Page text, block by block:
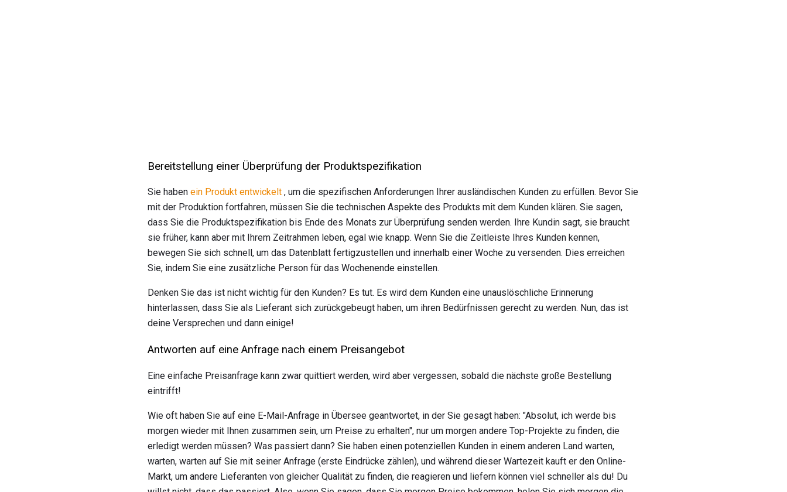
Bereitstellung einer Überprüfung der Produktspezifikation
Sie haben ein Produkt entwickelt , um die spezifischen Anforderungen Ihrer ausländischen Kunden zu erfüllen. Bevor Sie
mit der Produktion fortfahren, müssen Sie die technischen Aspekte des Produkts mit dem Kunden klären. Sie sagen,
dass Sie die Produktspezifikation bis Ende des Monats zur Überprüfung senden werden. Ihre Kundin sagt, sie braucht
sie früher, kann aber mit Ihrem Zeitrahmen leben, egal wie knapp. Wenn Sie die Zeitleiste Ihres Kunden kennen,
bewegen Sie sich schnell, um das Datenblatt fertigzustellen und innerhalb einer Woche zu versenden. Dies erreichen
Sie, indem Sie eine zusätzliche Person für das Wochenende einstellen.
Denken Sie das ist nicht wichtig für den Kunden? Es tut. Es wird dem Kunden eine unauslöschliche Erinnerung
hinterlassen, dass Sie als Lieferant sich zurückgebeugt haben, um ihren Bedürfnissen gerecht zu werden. Nun, das ist
deine Versprechen und dann einige!
Antworten auf eine Anfrage nach einem Preisangebot
Eine einfache Preisanfrage kann zwar quittiert werden, wird aber vergessen, sobald die nächste große Bestellung
eintrifft!
Wie oft haben Sie auf eine E-Mail-Anfrage in Übersee geantwortet, in der Sie gesagt haben: "Absolut, ich werde bis
morgen wieder mit Ihnen zusammen sein, um Preise zu erhalten", nur um morgen andere Top-Projekte zu finden, die
erledigt werden müssen? Was passiert dann? Sie haben einen potenziellen Kunden in einem anderen Land warten,
warten, warten auf Sie mit seiner Anfrage (erste Eindrücke zählen), und während dieser Wartezeit kauft er den Online-
Markt, um andere Lieferanten von gleicher Qualität zu finden, die reagieren und liefern können viel schneller als du! Du